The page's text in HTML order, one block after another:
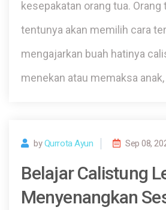
kesepakatan orang tua. Orang
tentunya akan memilih cara
mengajarkan buah hatinya
menekan atau memaksa
byQurrota Ayun Sep 08,
Belajar Calistung
Menyenangkan